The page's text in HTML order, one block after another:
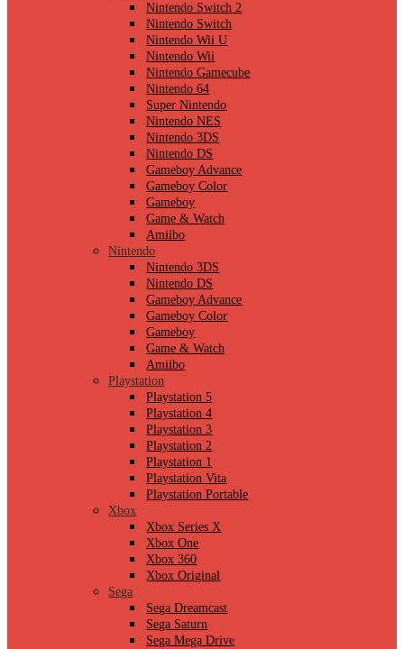
Nintendo Switch 2
Nintendo Switch
Nintendo Wii U
Nintendo Wii
Nintendo Gamecube
Nintendo 64
Super Nintendo
Nintendo NES
Nintendo 3DS
Nintendo DS
Gameboy Advance
Gameboy Color
Gameboy
Game & Watch
Amiibo
Nintendo
Nintendo 3DS
Nintendo DS
Gameboy Advance
Gameboy Color
Gameboy
Game & Watch
Amiibo
Playstation
Playstation 5
Playstation 4
Playstation 3
Playstation 2
Playstation 1
Playstation Vita
Playstation Portable
Xbox
Xbox Series X
Xbox One
Xbox 360
Xbox Original
Sega
Sega Dreamcast
Sega Saturn
Sega Mega Drive